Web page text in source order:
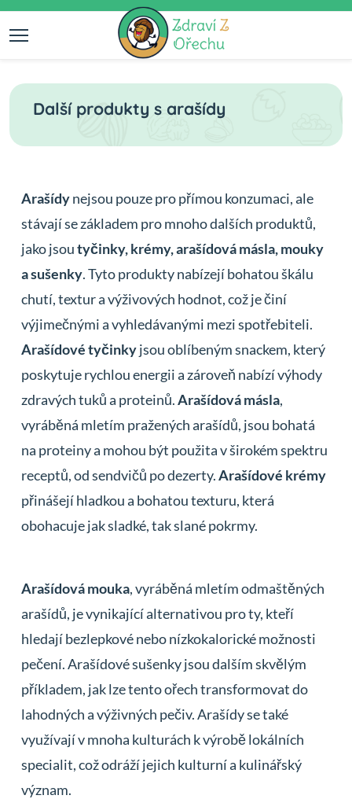
Další produkty s arašídy
Arašídynejsou pouze pro přímou konzumaci, ale
stávají se základem pro mnoho dalších produktů,
jako jsoutyčinky, krémy, arašídová másla, mouky
a sušenky. Tyto produkty nabízejí bohatou škálu
chutí, textur a výživových hodnot, což je činí
výjimečnými a vyhledávanými mezi spotřebiteli.
Arašídové tyčinkyjsou oblíbeným snackem, který
poskytuje rychlou energii a zároveň nabízí výhody
zdravých tuků a proteinů.Arašídová másla,
vyráběná mletím pražených arašídů, jsou bohatá
na proteiny a mohou být použita v širokém spektru
receptů, od sendvičů po dezerty.Arašídové krémy
přinášejí hladkou a bohatou texturu, která
obohacuje jak sladké, tak slané pokrmy.
Arašídová mouka, vyráběná mletím odmaštěných
arašídů, je vynikající alternativou pro ty, kteří
hledají bezlepkové nebo nízkokalorické možnosti
pečení. Arašídové sušenky jsou dalším skvělým
příkladem, jak lze tento ořech transformovat do
lahodných a výživných pečiv. Arašídy se také
využívají v mnoha kulturách k výrobě lokálních
specialit, což odráží jejich kulturní a kulinářský
význam.